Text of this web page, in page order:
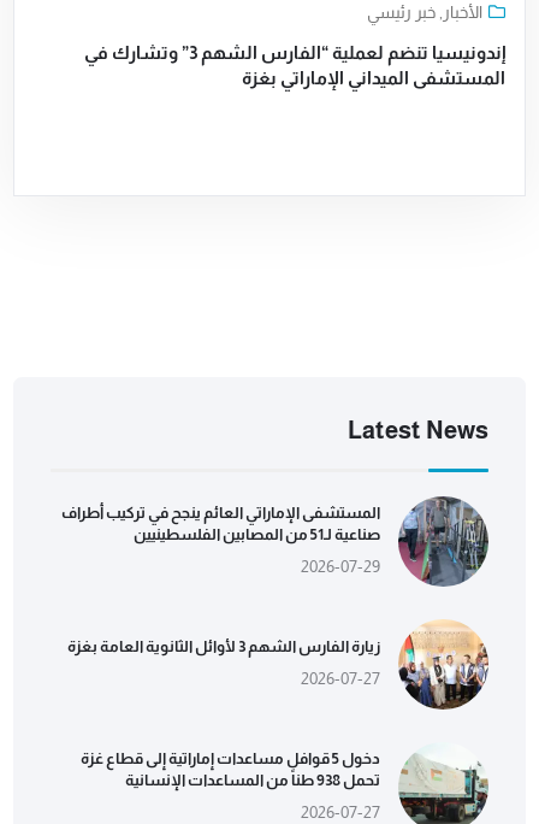
الأخبار ,خبر رئيسي
إندونيسيا تنضم لعملية “الفارس الشهم 3” وتشارك في
المستشفى الميداني الإماراتي بغزة
Latest News
المستشفى الإماراتي العائم ينجح في تركيب أطراف
صناعية لـ51 من المصابين الفلسطينيين
2026-07-29
زيارة الفارس الشهم 3 لأوائل الثانوية العامة بغزة
2026-07-27
دخول 5 قوافل مساعدات إماراتية إلى قطاع غزة
تحمل 938 طناً من المساعدات الإنسانية
2026-07-27